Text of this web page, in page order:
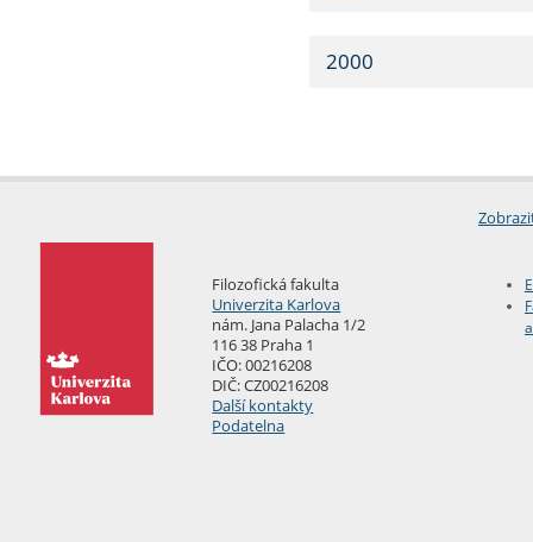
2000
Filozofická fakulta
Univerzita Karlova
nám. Jana Palacha 1/2
116 38 Praha 1
IČO: 00216208
DIČ: CZ00216208
Další kontakty
Podatelna